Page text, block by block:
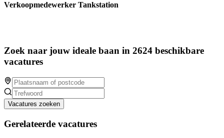
Verkoopmedewerker Tankstation
Zoek naar jouw ideale baan in 2624 beschikbare
vacatures
Vacatures zoeken
Gerelateerde vacatures